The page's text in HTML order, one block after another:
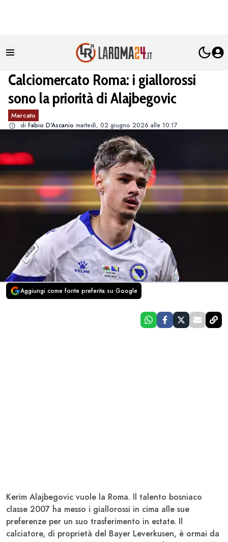
Calciomercato Roma: i giallorossi
sono la priorità di Alajbegovic
Mercato
di Fabio D'Ascanio martedì, 02 giugno 2026 alle 10:17
Aggiungi come fonte preferita su Google
Kerim Alajbegovic vuole la Roma. Il talento bosniaco
classe 2007 ha messo i giallorossi in cima alle sue
preferenze per un suo trasferimento in estate. Il
calciatore, di proprietà del Bayer Leverkusen, è ormai da